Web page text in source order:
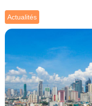
Actualités